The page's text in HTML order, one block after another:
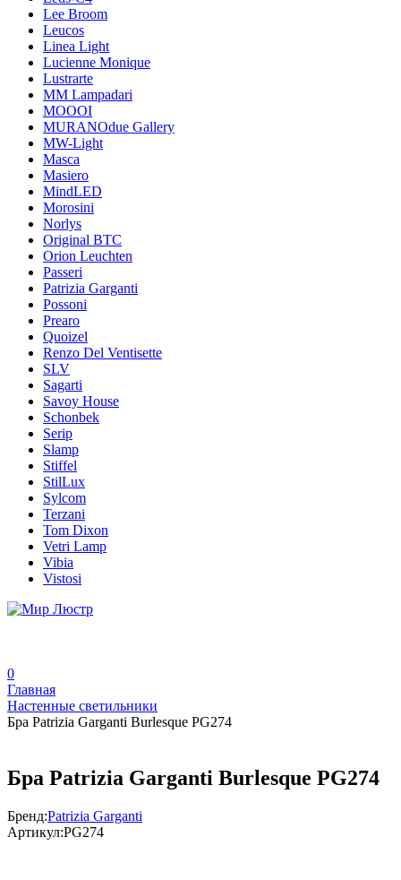
Lee Broom
Leucos
Linea Light
Lucienne Monique
Lustrarte
MM Lampadari
MOOOI
MURANOdue Gallery
MW-Light
Masca
Masiero
MindLED
Morosini
Norlys
Original BTC
Orion Leuchten
Passeri
Patrizia Garganti
Possoni
Prearo
Quoizel
Renzo Del Ventisette
SLV
Sagarti
Savoy House
Schonbek
Serip
Slamp
Stiffel
StilLux
Sylcom
Terzani
Tom Dixon
Vetri Lamp
Vibia
Vistosi
0
Главная
Настенные светильники
Бра Patrizia Garganti Burlesque PG274
Бра Patrizia Garganti Burlesque PG274
Бренд:Patrizia Garganti
Артикул:PG274